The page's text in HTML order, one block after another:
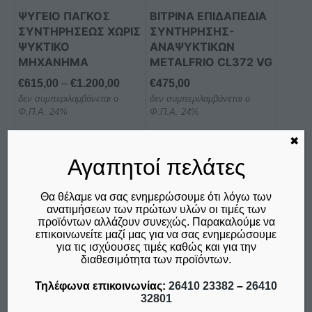
ΨΥΓΕΙΟ ΠΑΓΚΟΣ
ΣΥΝΤΗΡΗΣΕΩΣ ΧΩΡΙΣ
ΨΥΚΤΙΚΟ
ΜΗΧΑΝΗΜΑ
€615,00 – €1.200,00
€615,00
through
δεν συμπεριλαμβάνεται ο
Φ.Π.Α. 24%
μπορούν
να
επιλεγούν
στη
σελίδα
του
προϊόντος
Σύγκριση
ΒΙΤΡΙΝΑ ΕΠΙΔΑΠΕΔΙΑ
ΣΥΝΤΗΡΗΣΗΣ-
ΑΝΑΨΥΚΤΙΚΩΝ
METALFRIO CL372 VG
€475,00
δεν συμπεριλαμβάνεται ο
Φ.Π.Α. 24%
Σύγκριση
Αυτό
έχει
Αγαπητοί πελάτες
Θα θέλαμε να σας ενημερώσουμε ότι λόγω των
ανατιμήσεων των πρώτων υλών οι τιμές των
προϊόντων αλλάζουν συνεχώς. Παρακαλούμε να
επικοινωνείτε μαζί μας για να σας ενημερώσουμε
για τις ισχύουσες τιμές καθώς και για την
διαθεσιμότητα των προϊόντων.
Τηλέφωνα επικοινωνίας: 26410 23382 – 26410
32801
✖